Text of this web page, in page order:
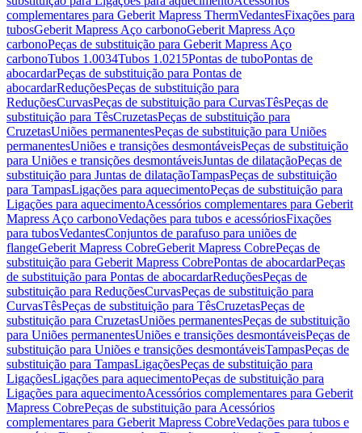
complementares para Geberit Mapress ThermVedantesFixações para
tubosGeberit Mapress Aço carbonoGeberit Mapress Aço
carbonoPeças de substituição para Geberit Mapress Aço
carbonoTubos 1.0034Tubos 1.0215Pontas de tuboPontas de
abocardarPeças de substituição para Pontas de
abocardarReduçõesPeças de substituição para
ReduçõesCurvasPeças de substituição para CurvasTêsPeças de
substituição para TêsCruzetasPeças de substituição para
CruzetasUniões permanentesPeças de substituição para Uniões
permanentesUniões e transições desmontáveisPeças de substituição
para Uniões e transições desmontáveisJuntas de dilataçãoPeças de
substituição para Juntas de dilataçãoTampasPeças de substituição
para TampasLigações para aquecimentoPeças de substituição para
Ligações para aquecimentoAcessórios complementares para Geberit
Mapress Aço carbonoVedações para tubos e acessóriosFixações
para tubosVedantesConjuntos de parafuso para uniões de
flangeGeberit Mapress CobreGeberit Mapress CobrePeças de
substituição para Geberit Mapress CobrePontas de abocardarPeças
de substituição para Pontas de abocardarReduçõesPeças de
substituição para ReduçõesCurvasPeças de substituição para
CurvasTêsPeças de substituição para TêsCruzetasPeças de
substituição para CruzetasUniões permanentesPeças de substituição
para Uniões permanentesUniões e transições desmontáveisPeças de
substituição para Uniões e transições desmontáveisTampasPeças de
substituição para TampasLigaçõesPeças de substituição para
LigaçõesLigações para aquecimentoPeças de substituição para
Ligações para aquecimentoAcessórios complementares para Geberit
Mapress CobrePeças de substituição para Acessórios
complementares para Geberit Mapress CobreVedações para tubos e